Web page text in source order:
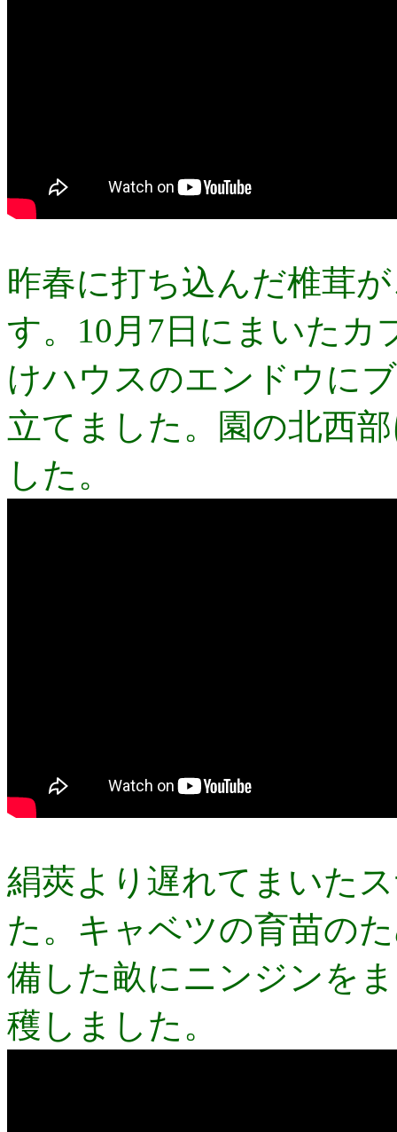
昨春に打ち込んだ椎茸
す。10月7日にまいた
けハウスのエンドウに
立てました。園の北西
した。
絹莢より遅れてまいた
た。キャベツの育苗の
備した畝にニンジンを
穫しました。